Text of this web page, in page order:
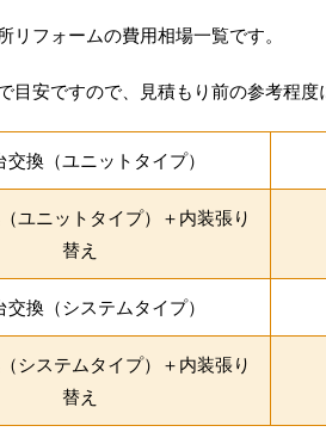
リフォームの費用相場一覧です。
目安ですので、見積もり前の参考程度
交換（ユニットタイプ）
ユニットタイプ）＋内装張り
替え
交換（システムタイプ）
システムタイプ）＋内装張り
替え